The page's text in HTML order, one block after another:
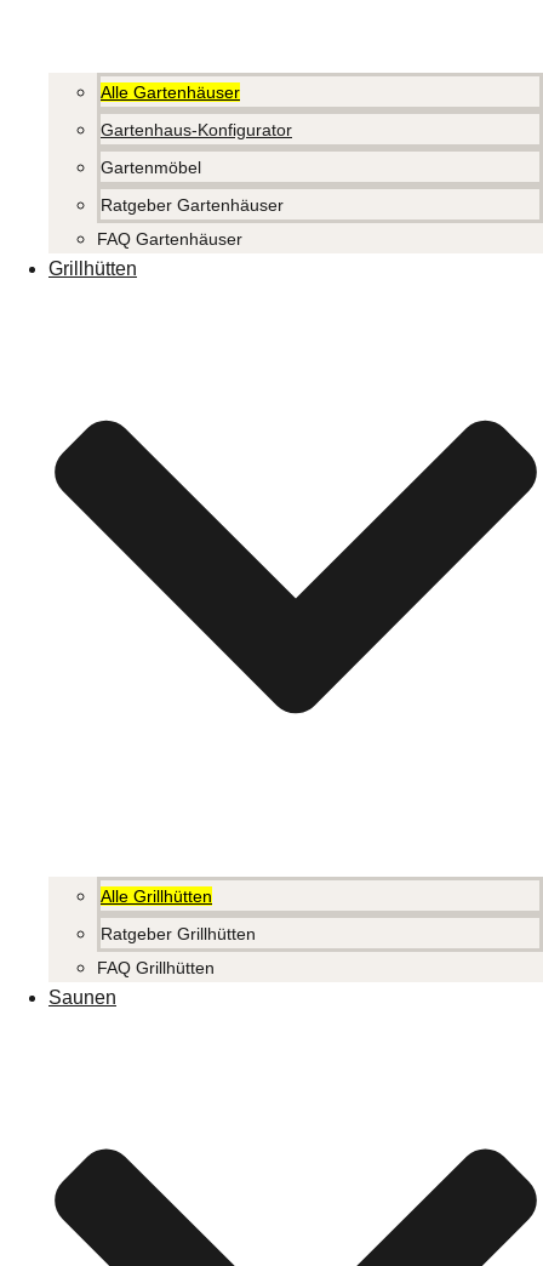
Alle Gartenhäuser
Gartenhaus-Konfigurator
Gartenmöbel
Ratgeber Gartenhäuser
FAQ Gartenhäuser
Grillhütten
Alle Grillhütten
Ratgeber Grillhütten
FAQ Grillhütten
Saunen